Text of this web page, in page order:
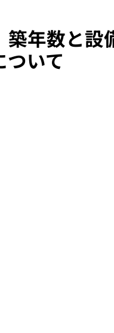
年数と設
いて